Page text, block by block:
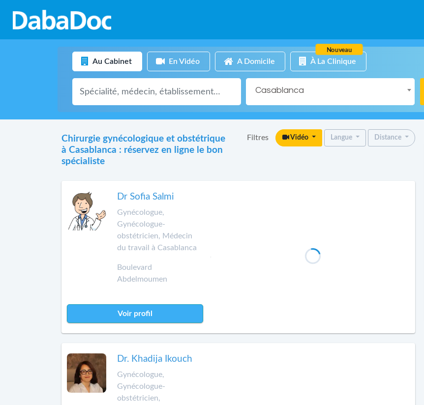
Au Cabinet En Vidéo A Domicile À La Clinique
Nouveau
Casablanca
Chirurgie gynécologique et obstétrique
à Casablanca : réservez en ligne le bon
spécialiste
Filtres Vidéo Langue Distance
Dr Sofia Salmi
Gynécologue,
Gynécologue-
obstétricien, Médecin
du travail à Casablanca
Boulevard
Abdelmoumen
Voir profil
Dr. Khadija Ikouch
Gynécologue,
Gynécologue-
obstétricien,